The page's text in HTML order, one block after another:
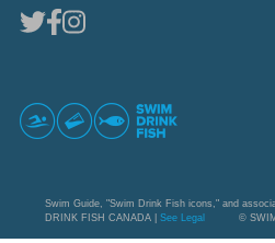
Swim Guide, "Swim Drink Fish icons," and
DRINK FISH CANADA | See Legal ©